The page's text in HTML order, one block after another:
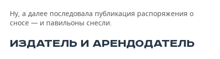
Ну, а далее последовала публикация распоряжения о
сносе — и павильоны снесли.
ИЗДАТЕЛЬ И АРЕНДОДАТЕЛЬ